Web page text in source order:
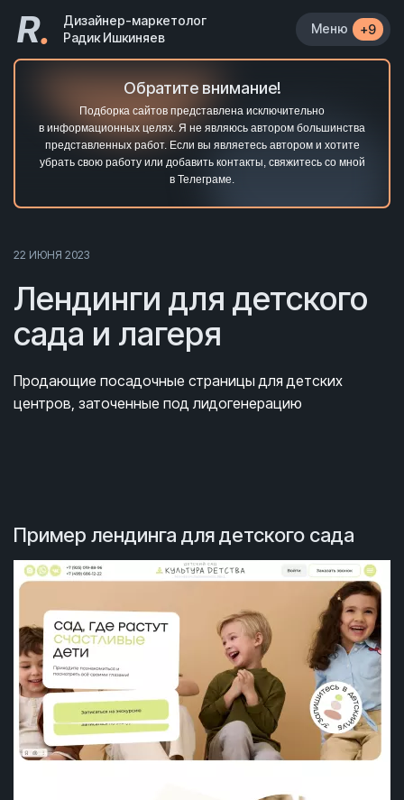
R.
Дизайнер-маркетолог
Радик Ишкиняев
Меню +9
Обратите внимание!
Подборка сайтов представлена исключительно
в информационных целях. Я не являюсь автором большинства
представленных работ. Если вы являетесь автором и хотите
убрать свою работу или добавить контакты, свяжитесь со мной
в Телеграме.
22 ИЮНЯ 2023
Лендинги для детского
сада и лагеря
Продающие посадочные страницы для детских
центров, заточенные под лидогенерацию
Пример лендинга для детского сада